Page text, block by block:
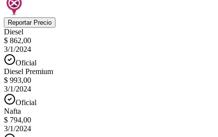
Reportar Precio
Diesel
$ 862,00
3/1/2024
Oficial
Diesel Premium
$ 993,00
3/1/2024
Oficial
Nafta
$ 794,00
3/1/2024